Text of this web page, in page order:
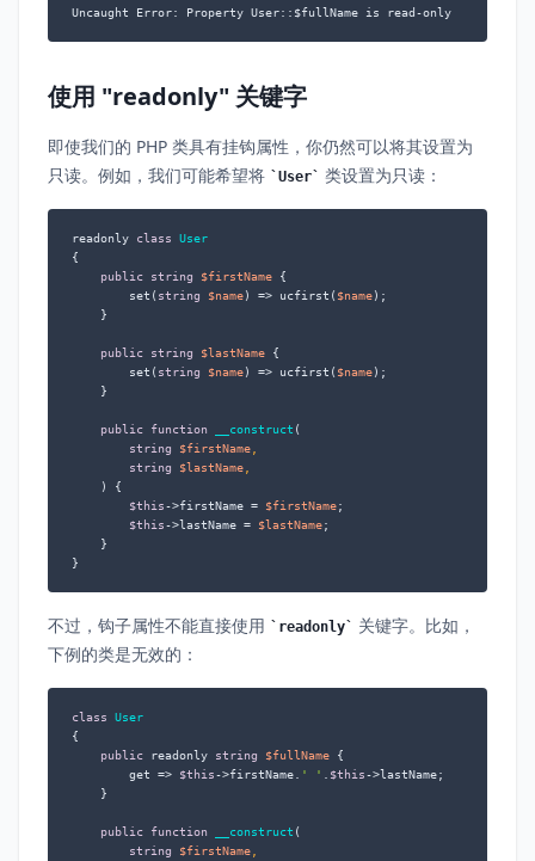
Uncaught Error: Property User::$fullName is read-only
使用 "readonly" 关键字
即使我们的 PHP 类具有挂钩属性，你仍然可以将其设置为
只读。例如，我们可能希望将
User 类设置为只读：
readonly class
User
{
public
string $firstName {
        set(
string $name) => ucfirst( $name);
    }
public string $lastName {
        set(
string $name) => ucfirst( $name);
    }
public function __construct (
string
$firstName,
string
$lastName,
)
{
$this->firstName = $firstName;
$this->lastName = $lastName;
    }
}
不过，钩子属性不能直接使用 readonly
关键字。比如，
下例的类是无效的：
class
User
{
public readonly string $fullName {
        get =>
$this->firstName. ' ' $this->lastName;
    }
public function __construct (
string
$firstName,